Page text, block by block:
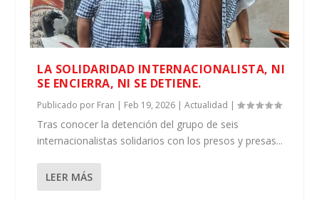
LA SOLIDARIDAD INTERNACIONALISTA, NI
SE ENCIERRA, NI SE DETIENE.
Publicado por Fran | Feb 19, 2026 |Actualidad |
Tras conocer la detención del grupo de seis
internacionalistas solidarios con los presos y presas...
LEER MÁS